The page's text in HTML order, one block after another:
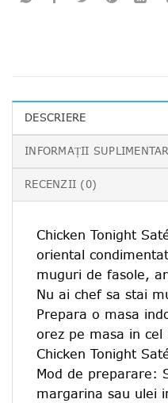
DESCRIERE
INFORMAȚII
RECENZII (0)
Chicken Tonight
oriental
muguri de fasole,
Nu ai chef sa stai
Prepara o masa
orez pe masa in
Chicken Tonight
Mod de preparare:
margarina sau ulei